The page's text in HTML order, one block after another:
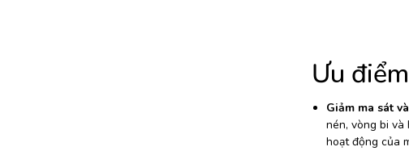
Ưu
Giảm ma sát
nén, vòng bi và
hoạt động của